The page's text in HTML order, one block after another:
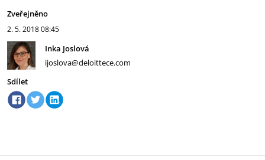
Zveřejněno
2. 5. 201808:45
Inka Joslová
ijoslova@deloittece.com
Sdílet